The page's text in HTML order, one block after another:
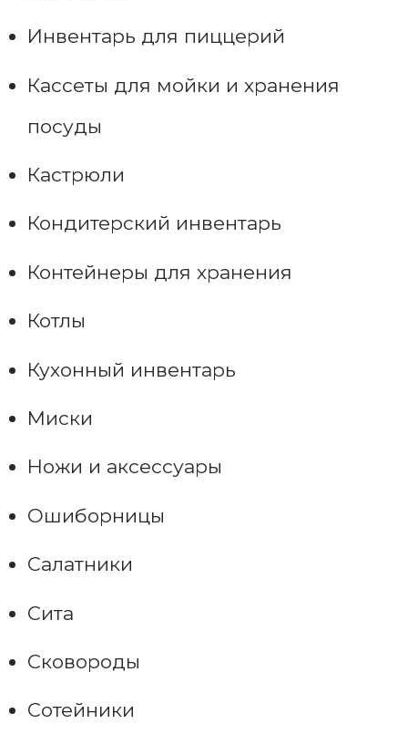
Инвентарь для пиццерий
Кассеты для мойки и хранения
посуды
Кастрюли
Кондитерский инвентарь
Контейнеры для хранения
Котлы
Кухонный инвентарь
Миски
Ножи и аксессуары
Ошиборницы
Салатники
Сита
Сковороды
Сотейники